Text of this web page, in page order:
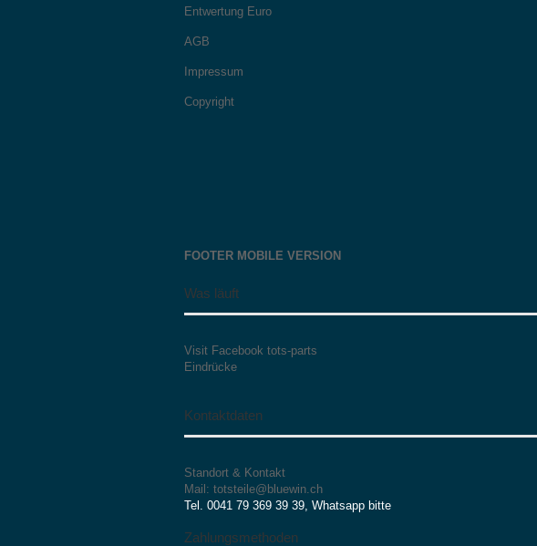
Entwertung Euro
AGB
Impressum
Copyright
FOOTER MOBILE VERSION
Was läuft
Visit Facebook tots-parts
Eindrücke
Kontaktdaten
Standort & Kontakt
Mail: totsteile@bluewin.ch
Tel. 0041 79 369 39 39, Whatsapp bitte
Zahlungsmethoden